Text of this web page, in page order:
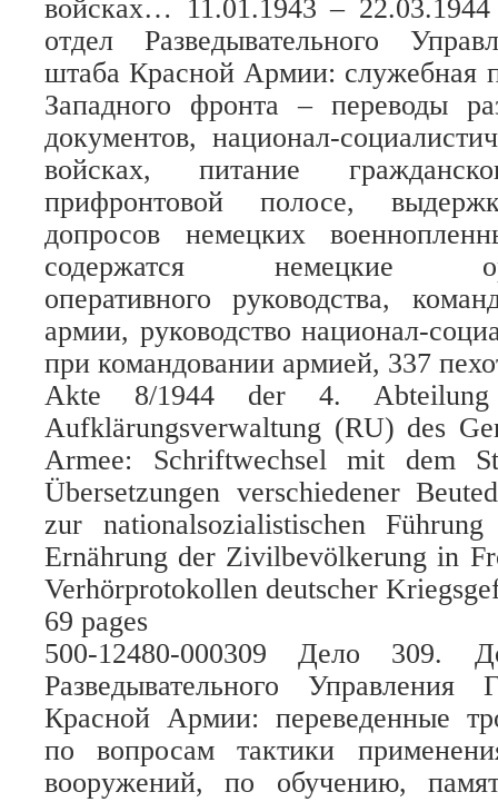
войсках… 11.01.1943 –
отдел Разведывательного
штаба Красной Армии: служебная
Западного фронта – переводы
документов, национал-
войсках, питание
прифронтовой полосе,
допросов немецких
содержатся немецкие
оперативного руководства,
армии, руководство национал-
при командовании армией, 337
Akte 8/1944 der 4. Abteilung
Aufklärungsverwaltung (RU) des
Armee: Schriftwechsel mit dem
Übersetzungen verschiedener
zur nationalsozialistischen
Ernährung der Zivilbevölkerung in
Verhörprotokollen deutscher
69 pages
500-12480-000309 Дело 309.
Разведывательного Управления
Красной Армии: переведенные
по вопросам тактики
вооружений, по обучению,